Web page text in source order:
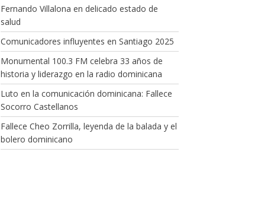
Fernando Villalona en delicado estado de
salud
Comunicadores influyentes en Santiago 2025
Monumental 100.3 FM celebra 33 años de
historia y liderazgo en la radio dominicana
Luto en la comunicación dominicana: Fallece
Socorro Castellanos
Fallece Cheo Zorrilla, leyenda de la balada y el
bolero dominicano